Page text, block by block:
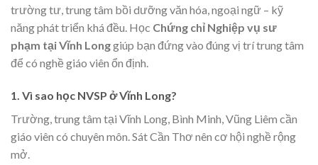
trường tư, trung tâm bồi dưỡng văn hóa, ngoại ngữ – kỹ
năng phát triển khá đều. Học Chứng chỉ Nghiệp vụ sư
phạm tại Vĩnh Longgiúp bạn đứng vào đúng vị trí trung tâm
để có nghề giáo viên ổn định.
1. Vì sao học NVSP ở Vĩnh Long?
Trường, trung tâm tại Vĩnh Long, Bình Minh, Vũng Liêm cần
giáo viên có chuyên môn. Sát Cần Thơ nên cơ hội nghề rộng
mở.